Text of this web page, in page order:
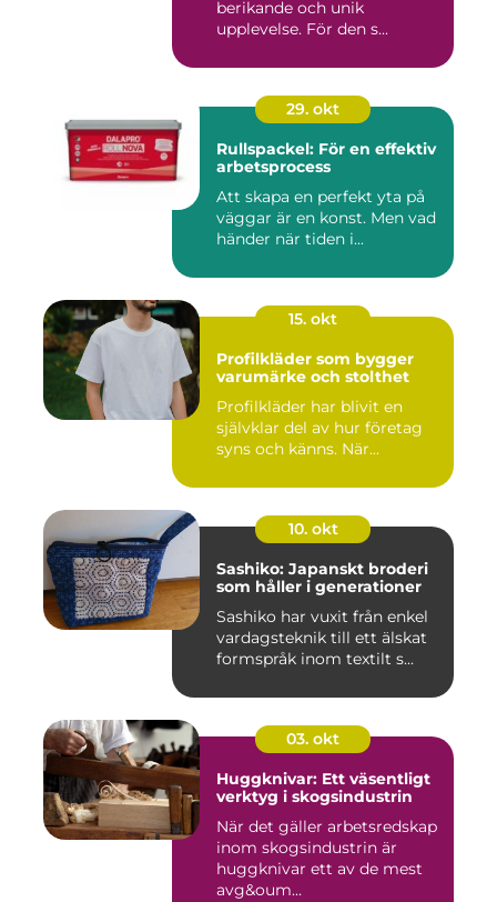
berikande och unik
upplevelse. För den s...
29. okt
Rullspackel: För en effektiv
arbetsprocess
Att skapa en perfekt yta på
väggar är en konst. Men vad
händer när tiden i...
15. okt
Profilkläder som bygger
varumärke och stolthet
Profilkläder har blivit en
självklar del av hur företag
syns och känns. När...
10. okt
Sashiko: Japanskt broderi
som håller i generationer
Sashiko har vuxit från enkel
vardagsteknik till ett älskat
formspråk inom textilt s...
03. okt
Huggknivar: Ett väsentligt
verktyg i skogsindustrin
När det gäller arbetsredskap
inom skogsindustrin är
huggknivar ett av de mest
avg&oum...